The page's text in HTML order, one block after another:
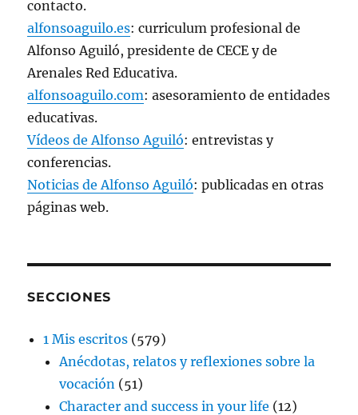
contacto.
alfonsoaguilo.es: curriculum profesional de
Alfonso Aguiló, presidente de CECE y de
Arenales Red Educativa.
alfonsoaguilo.com: asesoramiento de entidades
educativas.
Vídeos de Alfonso Aguiló: entrevistas y
conferencias.
Noticias de Alfonso Aguiló: publicadas en otras
páginas web.
SECCIONES
1 Mis escritos (579)
Anécdotas, relatos y reflexiones sobre la
vocación (51)
Character and success in your life (12)